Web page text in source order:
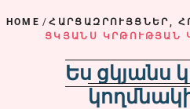
HOME /ՀԱՐՑԱԶՐՈՒՅՑՆԵՐ,
ՑԿՅԱՆՍ ԿՐԹՈՒԹՅԱՆ
Ես ցկյանս